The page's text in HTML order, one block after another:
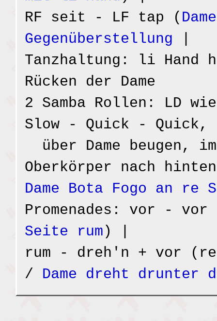
RF seit - LF tap (
Gegenüberstellung
Tanzhaltung: li Hand
Rücken der Dame
2 Samba Rollen: LD
Slow - Quick - Quick,
über Dame beugen,
Oberkörper nach
Dame Bota Fogo an re
Promenades: vor -
Seite rum ) |
rum - dreh'n + vor (re
/ Dame dreht drunter